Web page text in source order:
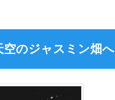
のジャスミン畑へ